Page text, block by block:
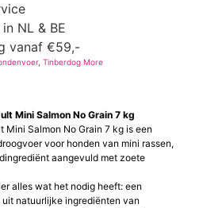
NL & BE
vanaf €59,-
,Tinberdog More
Mini Salmon No Grain 7 kg
Mini Salmon No Grain 7 kg is een
voor honden van mini rassen,
aangevuld met zoete
alles wat het nodig heeft: een
natuurlijke ingrediënten van